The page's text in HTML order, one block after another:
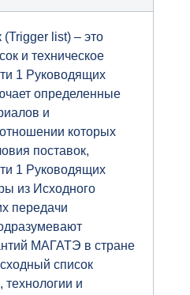
list) – это
и техническое
1 Руководящих
определенные
и
которых
поставок,
1 Руководящих
из Исходного
передачи
МАГАТЭ в стране
список
технологии и